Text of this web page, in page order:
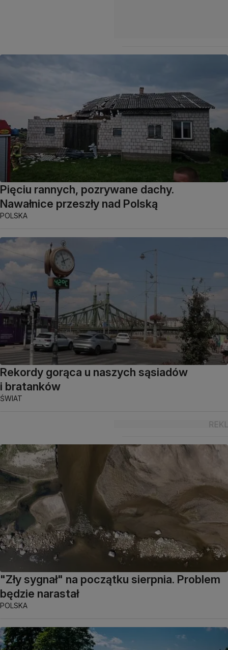
Pięciu rannych, pozrywane dachy.
Nawałnice przeszły nad Polską
POLSKA
Rekordy gorąca u naszych sąsiadów
i bratanków
ŚWIAT
"Zły sygnał" na początku sierpnia. Problem
będzie narastał
POLSKA